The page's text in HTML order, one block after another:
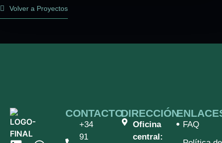
Volver a Proyectos
CONTACTO
+34
91
DIRECCIÓN
Oficina
central:
FAQ